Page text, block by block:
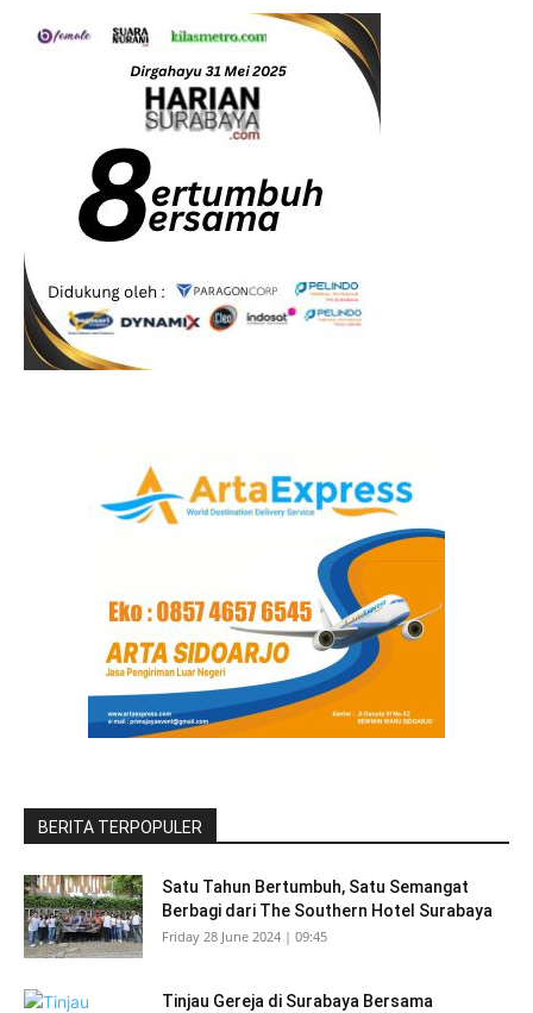
BERITA TERPOPULER
Satu Tahun Bertumbuh, Satu Semangat
Berbagi dari The Southern Hotel Surabaya
Friday 28 June 2024 | 09:45
Tinjau Gereja di Surabaya Bersama